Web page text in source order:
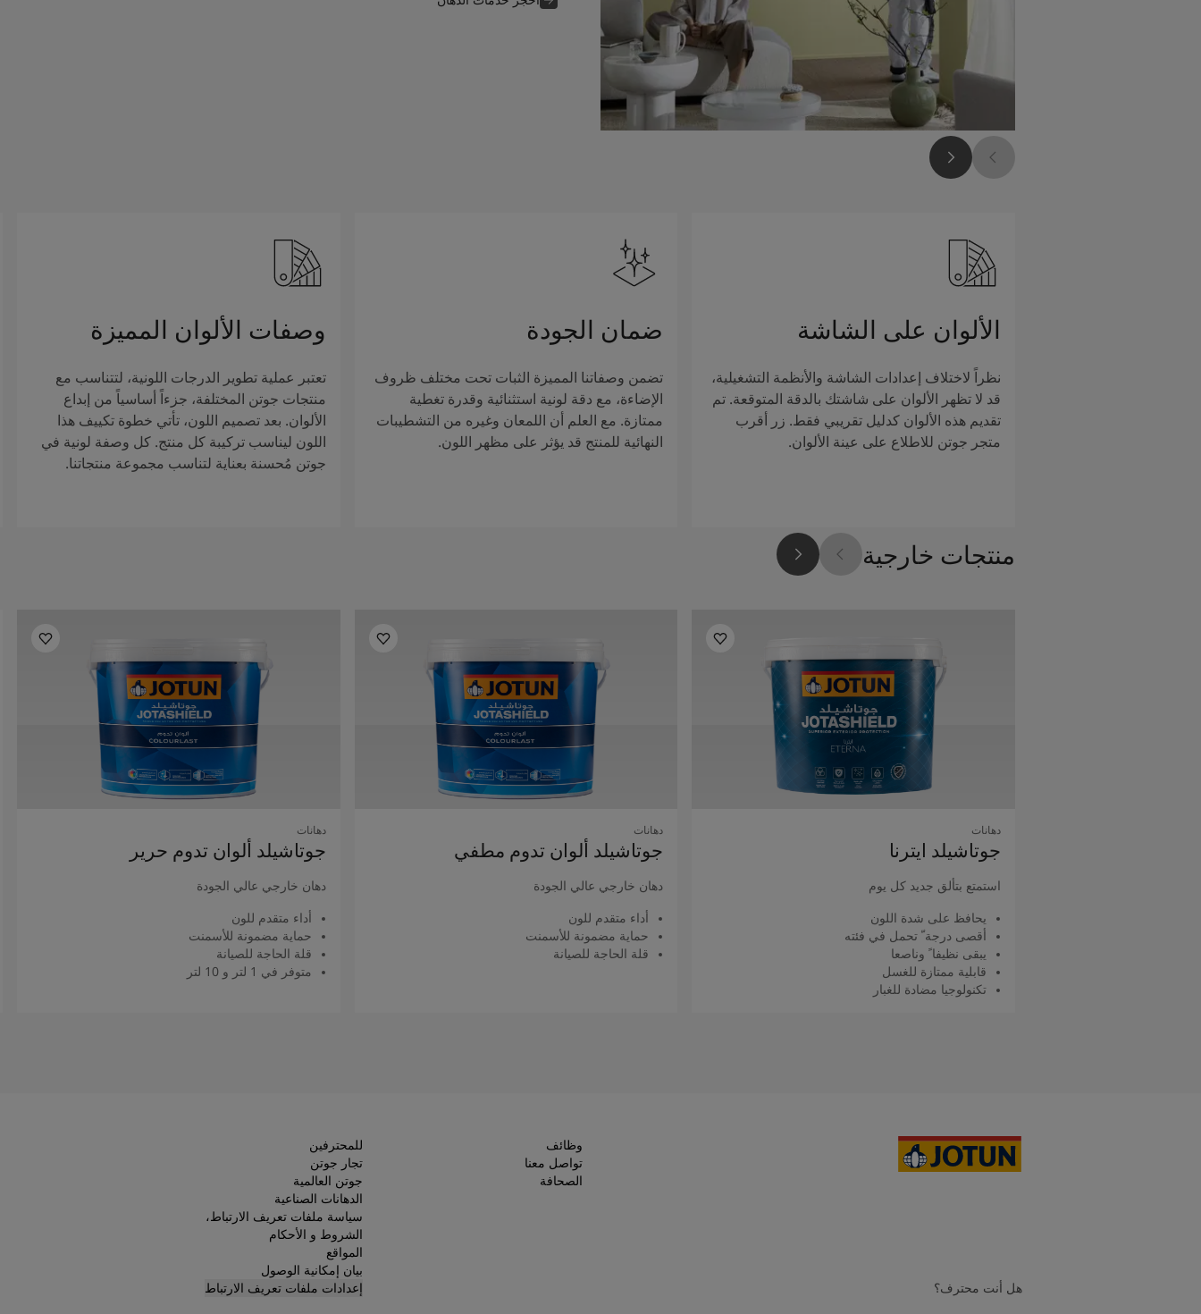
الألوان على الشاشة
نظراً لاختلاف إعدادات الشاشة والأنظمة التشغيلية،
قد لا تظهر الألوان على شاشتك بالدقة المتوقعة. تم
تقديم هذه الألوان كدليل تقريبي فقط. زر أقرب
متجر جوتن للاطلاع على عينة الألوان.
ضمان الجودة
تضمن وصفاتنا المميزة الثبات تحت مختلف ظروف
الإضاءة، مع دقة لونية استثنائية وقدرة تغطية
ممتازة. مع العلم أن اللمعان وغيره من التشطيبات
النهائية للمنتج قد يؤثر على مظهر اللون.
وصفات الألوان المميزة
تعتبر عملية تطوير الدرجات اللونية، لتتناسب مع
منتجات جوتن المختلفة، جزءاً أساسياً من إبداع
الألوان. بعد تصميم اللون، تأتي خطوة تكييف هذا
اللون ليناسب تركيبة كل منتج. كل وصفة لونية في
جوتن مُحسنة بعناية لتناسب مجموعة منتجاتنا.
منتجات خارجية
دهانات
جوتاشيلد اﻳﺘﺮﻧﺎ
استمتع بتألق جديد كل يوم
يحافظ على شدة اللون
أقصى درجة ّ تحمل في فئته
يبقى نظيفا ً وناصعا
قابلية ممتازة للغسل
تكنولوجيا مضادة للغبار
دهانات
جوتاشيلد ألوان تدوم مطفي
دهان خارجي عالي الجودة
أداء متقدم للون
حماية مضمونة للأسمنت
قلة الحاجة للصيانة
دهانات
جوتاشيلد ألوان تدوم حرير
دهان خارجي عالي الجودة
أداء متقدم للون
حماية مضمونة للأسمنت
قلة الحاجة للصيانة
متوفر في 1 لتر و 10 لتر
هل أنت محترف؟
وظائف
تواصل معنا
الصحافة
للمحترفين
تجار جوتن
جوتن العالمية
الدهانات الصناعية
سياسة ملفات تعريف الارتباط،
الشروط و الأحكام
المواقع
بيان إمكانية الوصول
إعدادات ملفات تعريف الارتباط